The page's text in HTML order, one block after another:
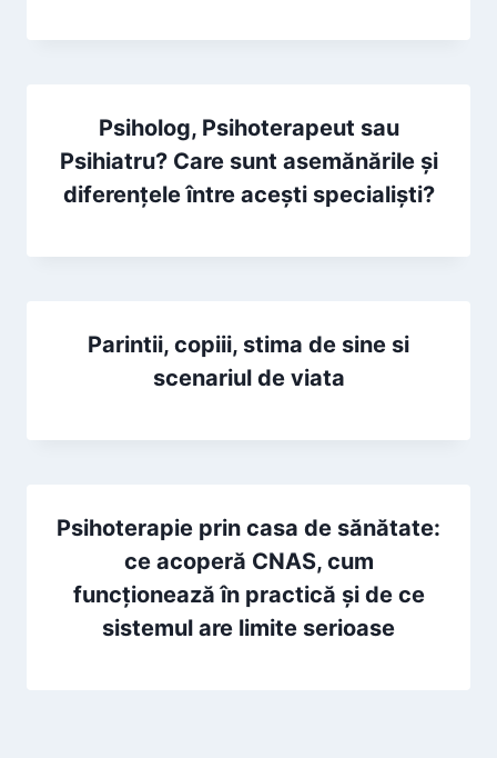
Psiholog, Psihoterapeut sau
Psihiatru? Care sunt asemănările și
diferențele între acești specialiști?
Parintii, copiii, stima de sine si
scenariul de viata
Psihoterapie prin casa de sănătate:
ce acoperă CNAS, cum
funcționează în practică și de ce
sistemul are limite serioase